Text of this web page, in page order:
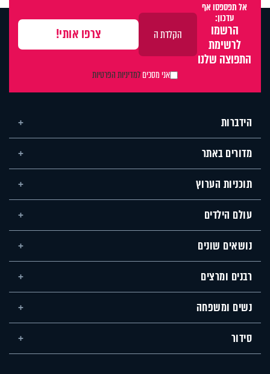
אל תפספסו אף
עדכון:
הרשמו
לרשימת
התפוצה שלנו
אני מסכיםלמדיניות הפרטיות
הידברות
מדורים באתר
תוכניות הערוץ
עולם הילדים
נושאים שונים
רבנים ומרצים
נשים ומשפחה
סידור